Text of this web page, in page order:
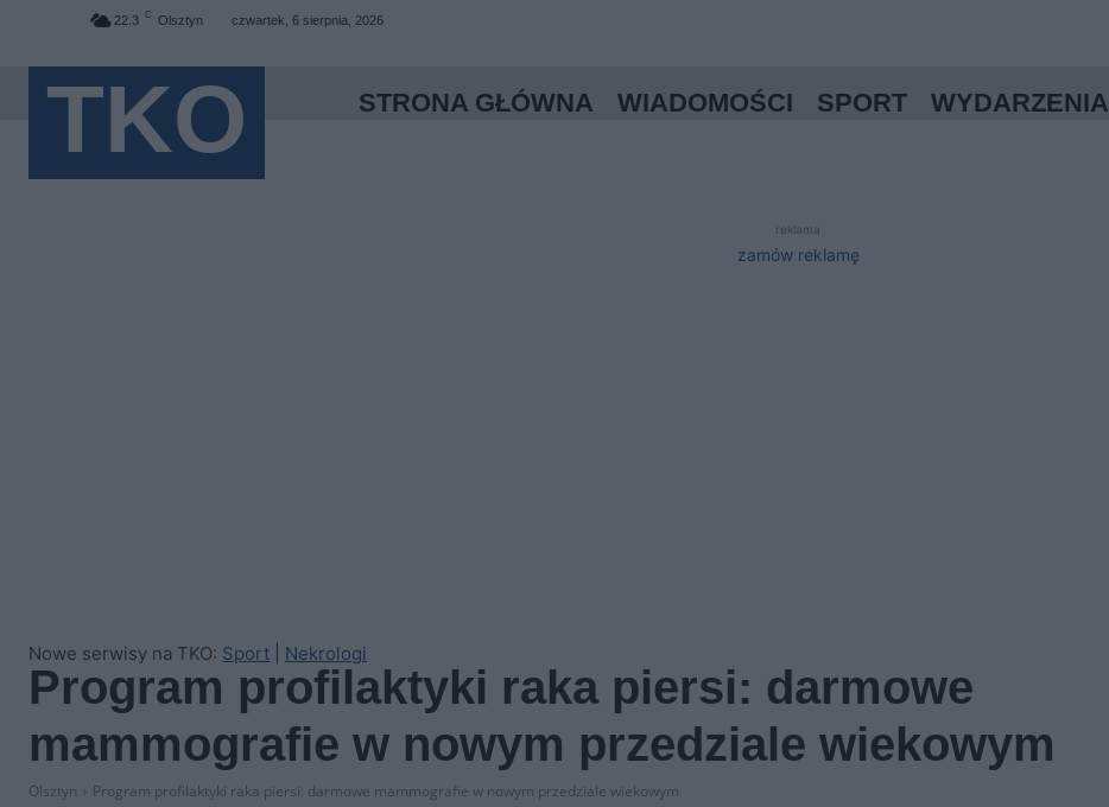
22.3 C Olsztyn czwartek, 6 sierpnia, 2026
TKO STRONA GŁÓWNA WIADOMOŚCI SPORT WYDARZENIA
reklama
zamów reklamę
Nowe serwisy na TKO: Sport Nekrologi
Program profilaktyki raka piersi: darmowe
mammografie w nowym przedziale wiekowym
Olsztyn Program profilaktyki raka piersi: darmowe mammografie w nowym przedziale wiekowym